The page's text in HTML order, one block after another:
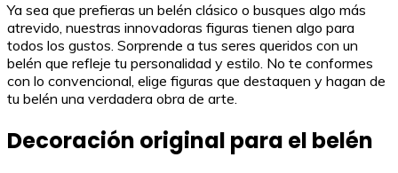
Ya sea que prefieras un belén clásico o busques algo más
atrevido, nuestras innovadoras figuras tienen algo para
todos los gustos. Sorprende a tus seres queridos con un
belén que refleje tu personalidad y estilo. No te conformes
con lo convencional, elige figuras que destaquen y hagan de
tu belén una verdadera obra de arte.
Decoración original para el belén